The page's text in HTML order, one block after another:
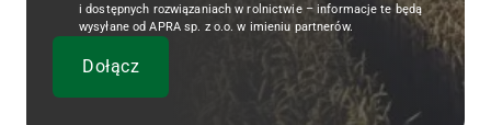
i dostępnych rozwiązaniach w rolnictwie – informacje te będą
wysyłane od APRA sp. z o.o. w imieniu partnerów.